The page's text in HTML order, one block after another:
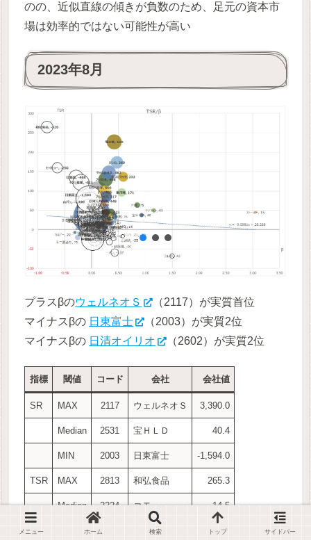
のの、近似直線の傾きが負数のため、足元の資本市
場は効率的ではない可能性が高い
2023年8月
プラスβのウェルネオＳ
（2117）が実質首位
マイナスβの 日東富士
（2003）が実質2位
マイナスβの 日清オイリオ （2602）が実質2位
指標 閾値 コード 会社 会社値
SR MAX 2117 ウェルネオＳ 3,390.0
Median 2531 宝ＨＬＤ 40.4
MIN 2003 日東富士 -1,594.0
TSR MAX 2813 和弘食品 265.3
Median 2224 コモ 14.5
2586 フルッタ -67.7
メニュー ホーム 検索 トップ サイドバー